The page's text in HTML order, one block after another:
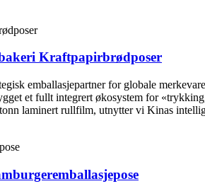
Kraftpapirbrødposer
emballasjepartner for globale
et fullt integrert økosystem for
laminert rullfilm, utnytter vi Kinas